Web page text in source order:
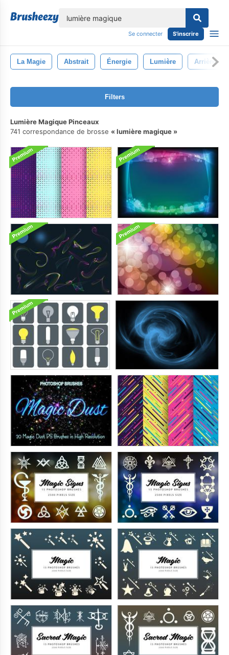
Se connecter S'inscrire
La Magie Abstrait Énergie Lumière Arrière-
Filters
Lumière Magique Pinceaux
741 correspondance de brosse
lumière magique